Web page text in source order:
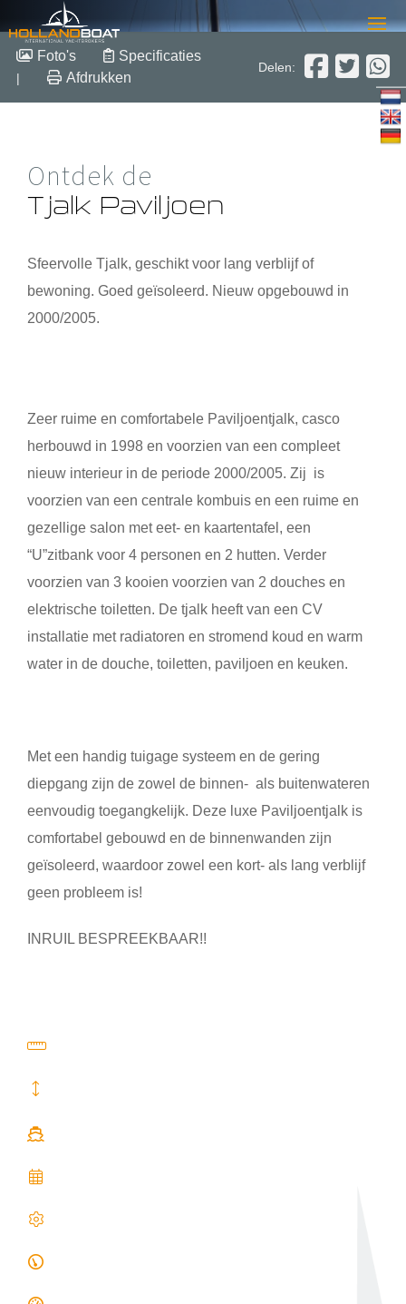
Tjalk Paviljoen
Verkocht
Foto's Specificaties
| Afdrukken
Delen:
Ontdek de
Tjalk Paviljoen
Sfeervolle Tjalk, geschikt voor lang verblijf of
bewoning. Goed geïsoleerd. Nieuw opgebouwd in
2000/2005.
Zeer ruime en comfortabele Paviljoentjalk, casco
herbouwd in 1998 en voorzien van een compleet
nieuw interieur in de periode 2000/2005. Zij is
voorzien van een centrale kombuis en een ruime en
gezellige salon met eet- en kaartentafel, een
“U”zitbank voor 4 personen en 2 hutten. Verder
voorzien van 3 kooien voorzien van 2 douches en
elektrische toiletten. De tjalk heeft van een CV
installatie met radiatoren en stromend koud en warm
water in de douche, toiletten, paviljoen en keuken.
Met een handig tuigage systeem en de gering
diepgang zijn de zowel de binnen- als buitenwateren
eenvoudig toegangkelijk. Deze luxe Paviljoentjalk is
comfortabel gebouwd en de binnenwanden zijn
geïsoleerd, waardoor zowel een kort- als lang verblijf
geen probleem is!
INRUIL BESPREEKBAAR!!